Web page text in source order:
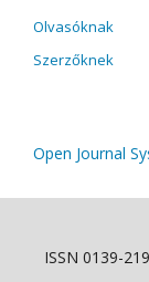
Olvasóknak
Szerzőknek
Open Journal
ISSN 0139-